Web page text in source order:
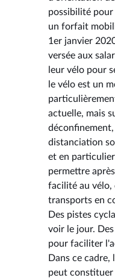
possibilité
un forfait
1er janvier
versée aux
leur vélo pour
le vélo est un
actuelle, mais
distanciation
et en particulier
permettre
facilité au vélo,
transports en
Des pistes
voir le jour.
pour faciliter
Dans ce
peut constituer